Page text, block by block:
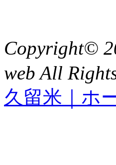
Copyright©
web All
久留米｜ホ